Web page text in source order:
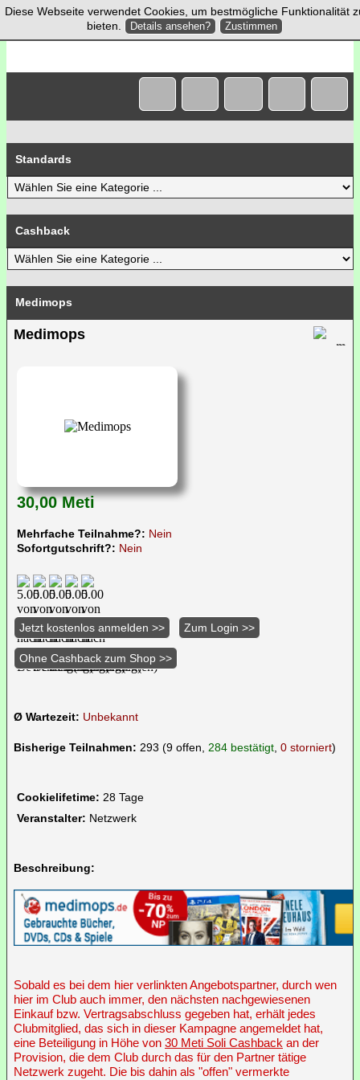
Standards
Cashback
Medimops
Medimops
30,00 Meti
Mehrfache Teilnahme?: Nein
Sofortgutschrift?: Nein
Ø Wartezeit: Unbekannt
Bisherige Teilnahmen: 293 (9 offen, 284 bestätigt, 0 storniert)
Cookielifetime: 28 Tage
Veranstalter: Netzwerk
Beschreibung:
Sobald es bei dem hier verlinkten Angebotspartner, durch wen
hier im Club auch immer, den nächsten nachgewiesenen
Einkauf bzw. Vertragsabschluss gegeben hat, erhält jedes
Clubmitglied, das sich in dieser Kampagne angemeldet hat,
eine Beteiligung in Höhe von 30 Meti Soli Cashback an der
Provision, die dem Club durch das für den Partner tätige
Netzwerk zugeht. Die bis dahin als "offen" vermerkte
Diese Webseite verwendet Cookies, um bestmögliche Funktionalität
bieten.
Details ansehen? Zustimmen